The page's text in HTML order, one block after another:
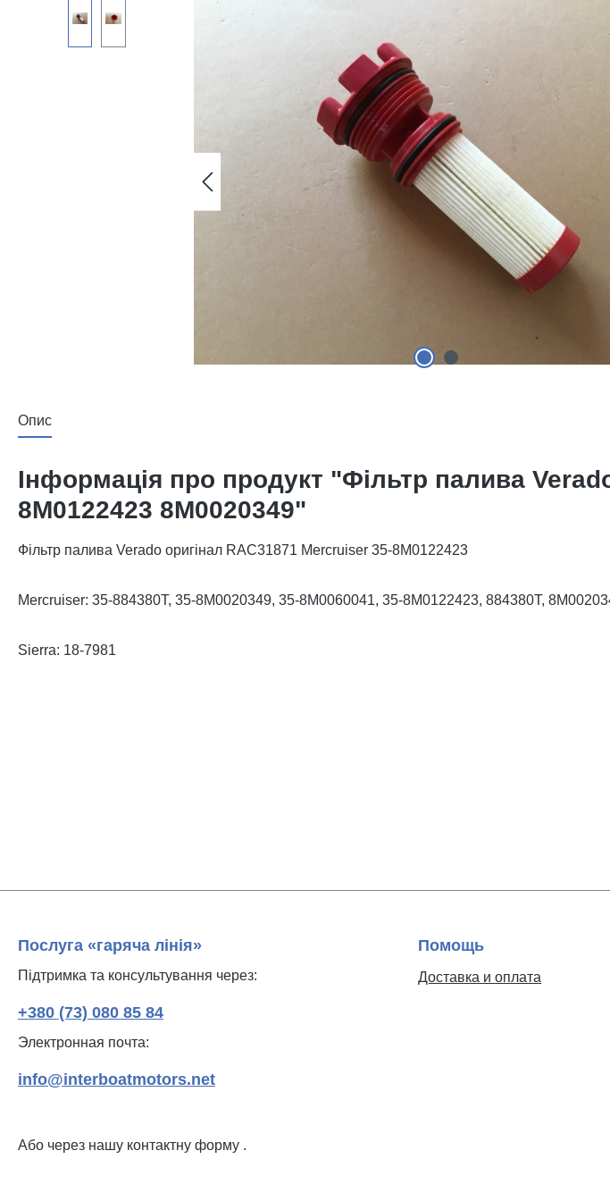
Опис
Інформація про продукт "Фільтр палива
8M0122423 8M0020349"
Фільтр палива Verado оригінал RAC31871 Mercruiser 35-8M0122423
Mercruiser: 35-884380T, 35-8M0020349, 35-8M0060041, 35-8M0122423, 884380T,
Sierra: 18-7981
Послуга «гаряча лінія»
Підтримка та консультування через:
+380 (73) 080 85 84
Электронная почта:
info@interboatmotors.net
Або через нашу контактну форму .
Помощь
Доставка и оплата